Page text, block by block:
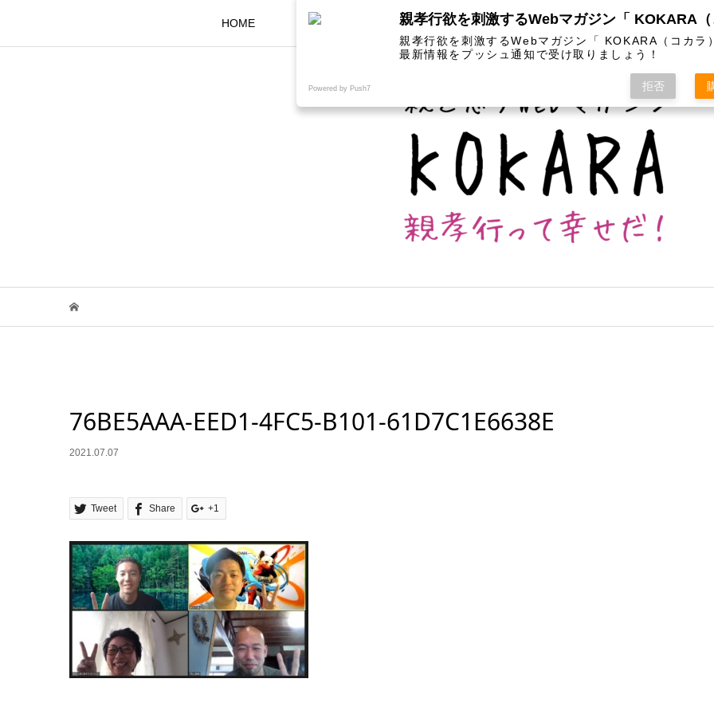
HOME KOKARAとは カテゴリー インスタグラム お問い合わせ
76BE5AAA-EED1-4FC5-B101-61D7C1E6638E
2021.07.07
Tweet Share +1
親孝行欲を刺激するWebマガジン「 KOKARA（コカラ
最新情報をプッシュ通知で受け取りましょう！
Powered by Push7 拒否